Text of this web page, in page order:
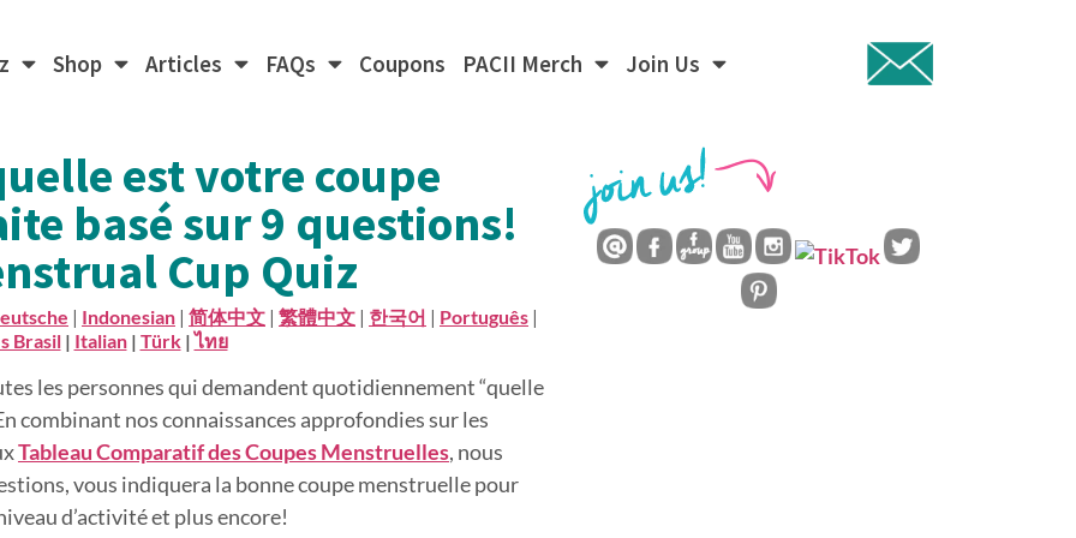
Shop Articles FAQs Coupons PACII Merch Join Us
est votre coupe
basé sur 9 questions!
Cup Quiz
| Indonesian | 简体中文 | 繁體中文 | 한국어 | Português |
Brasil| Italian| Türk|ไทย
les personnes qui demandent quotidiennement “quelle
combinant nos connaissances approfondies sur les
Tableau Comparatif des Coupes Menstruelles, nous
vous indiquera la bonne coupe menstruelle pour
d’activité et plus encore!